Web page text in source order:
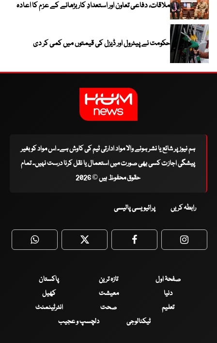
ملاقات، دفاعی تعاون اور استعدادِ کار بڑھانے کے عزم کا اعادہ
حکومت نے پیٹرول اور ڈیزل کی قیمتوں میں کمی کر دی
ہم نیوز پر شائع یا نشر ہونے والا مواد ادارتی ٹیم کی کاوش ہے۔ اس مواد کو بغیر
پیشگی اجازت کسی بھی صورت میں استعمال یا نقل کرنا درست نہیں۔ تمام
حقوق محفوظ ہیں © 2026
رابطہ کریں پرائیویسی پالیسی
WhatsApp Twitter Facebook
صفحۂ اول تازہ ترین
پاکستان
دنیا
معیشت
کھیل
تعلیم
صحت
انٹرٹینمنٹ
ٹیکنالوجی
دلچسپ و عجیب